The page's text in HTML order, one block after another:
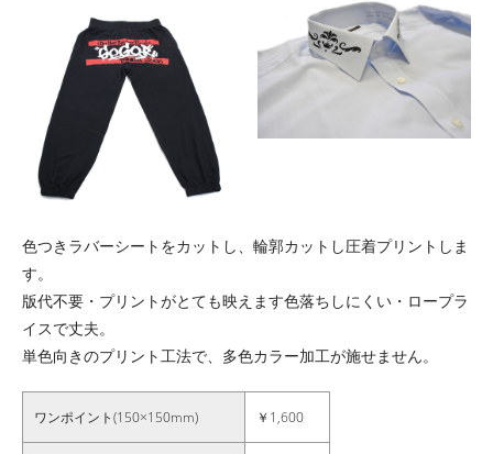
色つきラバーシートをカットし、輪郭カットし圧着プリントしま
す。
版代不要・プリントがとても映えます色落ちしにくい・ロープラ
イスで丈夫。
単色向きのプリント工法で、多色カラー加工が施せません。
ワンポイント(150×150mm) ￥1,600